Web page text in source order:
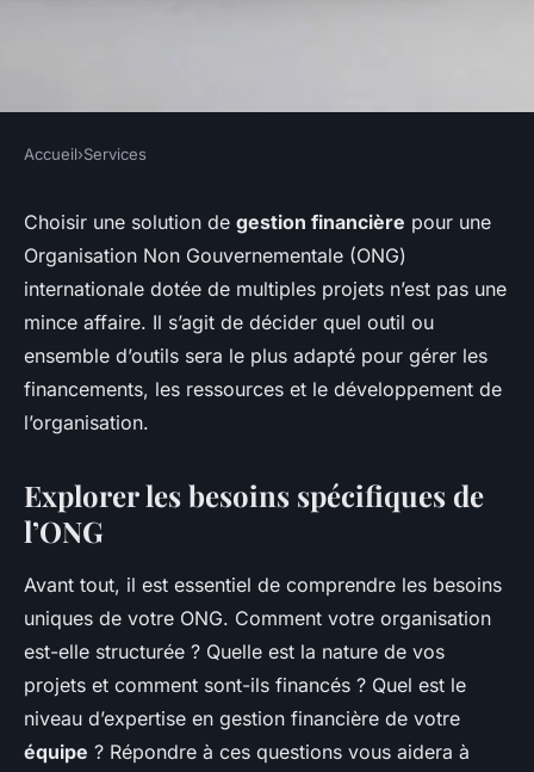
Comment choisir une solution
de gestion financière pour une
ONG internationale avec des
projets multiples?
Pauline•20 mars 2024•6 min de lecture
Accueil›Services
Choisir une solution de gestion financière pour une
Organisation Non Gouvernementale (ONG)
internationale dotée de multiples projets n’est pas une
mince affaire. Il s’agit de décider quel outil ou
ensemble d’outils sera le plus adapté pour gérer les
financements, les ressources et le développement de
l’organisation.
Explorer les besoins spécifiques de
l’ONG
Avant tout, il est essentiel de comprendre les besoins
uniques de votre ONG. Comment votre organisation
est-elle structurée ? Quelle est la nature de vos
projets et comment sont-ils financés ? Quel est le
niveau d’expertise en gestion financière de votre
équipe ? Répondre à ces questions vous aidera à